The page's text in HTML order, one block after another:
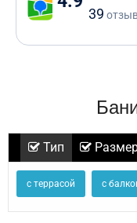
39
Тип
с террасой с